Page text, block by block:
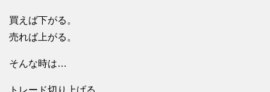
買えば下がる。
売れば上がる。
そんな時は…